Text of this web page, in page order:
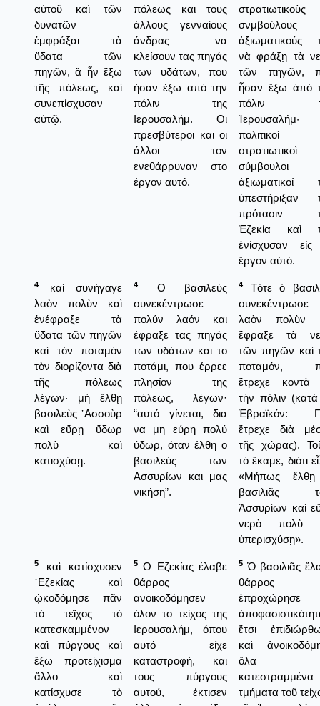
αὐτοῦ καὶ τῶν
δυνατῶν
ἐμφράξαι τὰ
ὕδατα τῶν
πηγῶν, ἃ ἦν ἔξω
τῆς πόλεως, καὶ
συνεπίσχυσαν
αὐτῷ.
πόλεως και τους
άλλους γενναίους
άνδρας να
κλείσουν τας πηγάς
των υδάτων, που
ήσαν έξω από την
πόλιν της
Ιερουσαλήμ. Οι
πρεσβύτεροι και οι
άλλοι τον
ενεθάρρυναν στο
έργον αυτό.
στρατιωτικοὺς
σνμβούλους
ἀξιωματικούς
νὰ φράξῃ τὰ
τῶν πηγῶν,
ἦσαν ἔξω ἀπὸ
πόλιν
Ἰερουσαλήμ·
πολιτικοὶ
στρατιωτικοὶ
σύμβουλοι
ἀξιωματικοί
ὑπεστήριξαν
πρότασιν
Ἐζεκία καὶ
ἐνίσχυσαν εἰς
ἔργον αὐτό.
4
καὶ συνήγαγε
λαὸν πολὺν καὶ
ἐνέφραξε τὰ
ὕδατα τῶν πηγῶν
καὶ τὸν ποταμὸν
τὸν διορίζοντα διὰ
τῆς πόλεως
λέγων· μὴ ἔλθῃ
βασιλεὺς ᾿Ασσοὺρ
καὶ εὕρῃ ὕδωρ
πολὺ καὶ
κατισχύσῃ.
4
Ο βασιλεύς
συνεκέντρωσε
πολύν λαόν και
έφραξε τας πηγάς
των υδάτων και το
ποτάμι, που έρρεε
πλησίον της
πόλεως, λέγων·
“αυτό γίνεται, δια
να μη εύρη πολύ
ύδωρ, όταν έλθη ο
βασιλεύς των
Ασσυρίων και μας
νικήση”.
4
Τότε ὁ
συνεκέντρωσε
λαὸν πολὺν
ἔφραξε τὰ
τῶν πηγῶν καὶ
ποταμόν,
ἔτρεχε κοντὰ
τὴν πόλιν
Ἑβραϊκόν:
ἔτρεχε διὰ
τῆς χώρας).
τὸ ἔκαμε, διότι
«Μήπως
βασιλιᾶς
Ἀσσυρίων καὶ
νερὸ πολὺ
ὑπερισχύσῃ».
5
καὶ κατίσχυσεν
᾿Εζεκίας καὶ
ᾠκοδόμησε πᾶν
τὸ τεῖχος τὸ
κατεσκαμμένον
καὶ πύργους καὶ
ἔξω προτείχισμα
ἄλλο καὶ
κατίσχυσε τὸ
5 Ο Εζεκίας έλαβε
θάρρος
ανοικοδόμησεν
όλον το τείχος της
Ιερουσαλήμ, όπου
αυτό είχε
καταστροφή, και
τους πύργους
αυτού, έκτισεν
5 Ὁ βασιλιᾶς
θάρρος
ἐπροχώρησε
ἔτσι
καὶ
ὅλα
κατεστραμμένα
τμήματα τοῦ